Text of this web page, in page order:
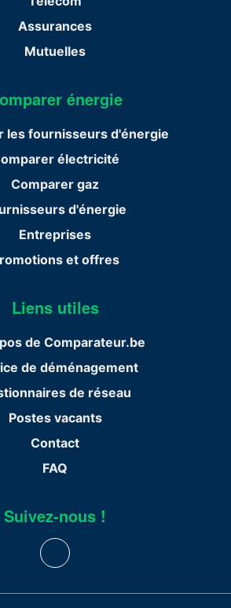
Assurances
Mutuelles
énergie
les fournisseurs d'énergie
électricité
Comparer gaz
d'énergie
Entreprises
et offres
Liens utiles
de Comparateur.be
de déménagement
de réseau
Postes vacants
Contact
FAQ
Suivez-nous !